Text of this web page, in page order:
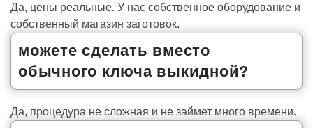
Да, цены реальные. У нас собственное оборудование и
собственный магазин заготовок.
можете сделать вместо
обычного ключа выкидной?
Да, процедура не сложная и не займет много времени.